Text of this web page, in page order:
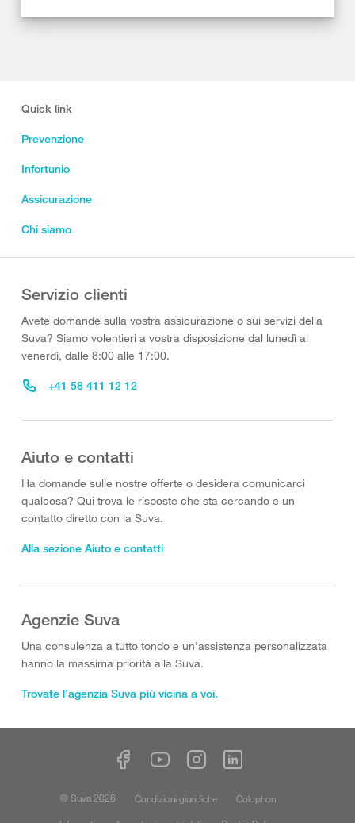
Quick link
Prevenzione
Infortunio
Assicurazione
Chi siamo
Servizio clienti
Avete domande sulla vostra assicurazione o sui servizi della
Suva? Siamo volentieri a vostra disposizione dal lunedì al
venerdì, dalle 8:00 alle 17:00.
+41 58 411 12 12
Aiuto e contatti
Ha domande sulle nostre offerte o desidera comunicarci
qualcosa? Qui trova le risposte che sta cercando e un
contatto diretto con la Suva.
Alla sezione Aiuto e contatti
Agenzie Suva
Una consulenza a tutto tondo e un’assistenza personalizzata
hanno la massima priorità alla Suva.
Trovate l’agenzia Suva più vicina a voi.
© Suva 2026 Condizioni giuridiche
Colophon